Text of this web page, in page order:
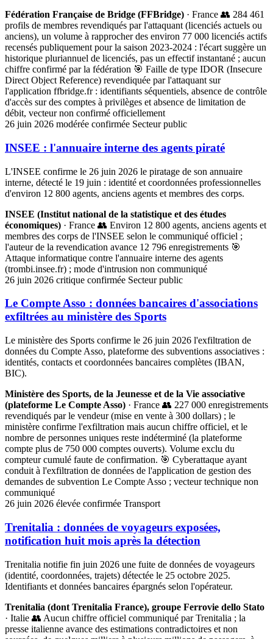
Fédération Française de Bridge (FFBridge) · France 👥 284 461
profils de membres revendiqués par l'attaquant (licenciés actuels ou
anciens), un volume à rapprocher des environ 77 000 licenciés actifs
recensés publiquement pour la saison 2023-2024 : l'écart suggère un
historique pluriannuel de licenciés, pas un effectif instantané ; aucun
chiffre confirmé par la fédération 🎯 Faille de type IDOR (Insecure
Direct Object Reference) revendiquée par l'attaquant sur
l'application ffbridge.fr : identifiants séquentiels, absence de contrôle
d'accès sur des comptes à privilèges et absence de limitation de
débit, vecteur non confirmé officiellement
26 juin 2026 modérée confirmée Secteur public
INSEE : l'annuaire interne des agents piraté
L'INSEE confirme le 26 juin 2026 le piratage de son annuaire
interne, détecté le 19 juin : identité et coordonnées professionnelles
d'environ 12 800 agents, anciens agents et membres des corps.
INSEE (Institut national de la statistique et des études
économiques) · France 👥 Environ 12 800 agents, anciens agents et
membres des corps de l'INSEE selon le communiqué officiel ;
l'auteur de la revendication avance 12 796 enregistrements 🎯
Attaque informatique contre l'annuaire interne des agents
(trombi.insee.fr) ; mode d'intrusion non communiqué
26 juin 2026 critique confirmée Secteur public
Le Compte Asso : données bancaires d'associations
exfiltrées au ministère des Sports
Le ministère des Sports confirme le 26 juin 2026 l'exfiltration de
données du Compte Asso, plateforme des subventions associatives :
identités, contacts et coordonnées bancaires complètes (IBAN,
BIC).
Ministère des Sports, de la Jeunesse et de la Vie associative
(plateforme Le Compte Asso) · France 👥 227 000 enregistrements
revendiqués par le vendeur (mise en vente à 300 dollars) ; le
ministère confirme l'exfiltration mais aucun chiffre officiel, et le
nombre de personnes uniques reste indéterminé (la plateforme
compte plus de 750 000 comptes ouverts). Volume exclu du
compteur cumulé faute de confirmation. 🎯 Cyberattaque ayant
conduit à l'exfiltration de données de l'application de gestion des
demandes de subvention Le Compte Asso ; vecteur technique non
communiqué
26 juin 2026 élevée confirmée Transport
Trenitalia : données de voyageurs exposées,
notification huit mois après la détection
Trenitalia notifie fin juin 2026 une fuite de données de voyageurs
(identité, coordonnées, trajets) détectée le 25 octobre 2025.
Identifiants et données bancaires épargnés selon l'opérateur.
Trenitalia (dont Trenitalia France), groupe Ferrovie dello Stato
· Italie 👥 Aucun chiffre officiel communiqué par Trenitalia ; la
presse italienne avance des estimations contradictoires et non